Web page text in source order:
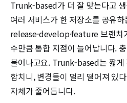
Trunk-based가 더 잘 맞는다고
여러 서비스가 한 저장소를 공유
release·develop·feature 브랜치
수만큼 통합 지점이 늘어납니다.
불어나고요. Trunk-based는 짧게
합치니, 변경들이 멀리 떨어져 있
자체가 줄어듭니다.